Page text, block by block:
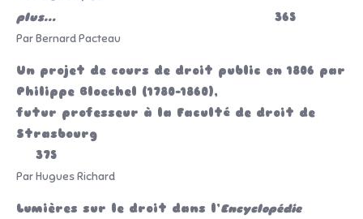
plus… 365
Par Bernard Pacteau
Un projet de cours de droit public en 1806 par
Philippe Bloechel (1780-1860),
futur professeur à la Faculté de droit de
Strasbourg
375
Par Hugues Richard
Lumières sur le droit dans l’Encyclopédie